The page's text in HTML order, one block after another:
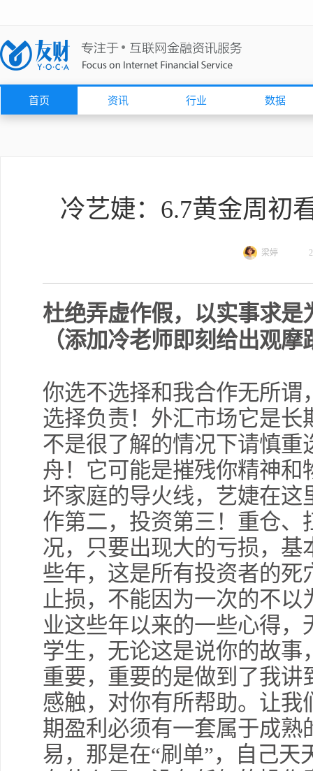
首页 资讯 行业 数据
冷艺婕：6.7黄金周初
梁婷
杜绝弄虚作假，以实事求
（添加冷老师即刻给出观摩
你选不选择和我合作无所
选择负责！外汇市场它是
不是很了解的情况下请慎
舟！它可能是摧残你精神
坏家庭的导火线，艺婕在
作第二，投资第三！重仓
况，只要出现大的亏损，
些年，这是所有投资者的
止损，不能因为一次的不
业这些年以来的一些心得
学生，无论这是说你的故
重要，重要的是做到了我
感触，对你有所帮助。让
期盈利必须有一套属于成
易，那是在“刷单”，自己